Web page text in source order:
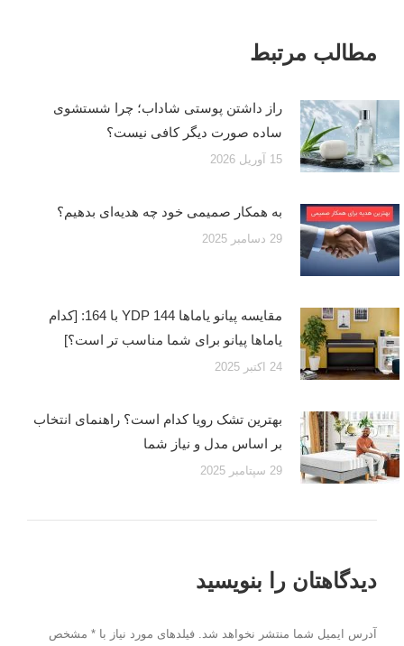
مطالب مرتبط
راز داشتن پوستی شاداب؛ چرا شستشوی
ساده صورت دیگر کافی نیست؟
15 آوریل 2026
به همکار صمیمی خود چه هدیه‌ای بدهیم؟
29 دسامبر 2025
مقایسه پیانو یاماها YDP 144 با 164: [کدام
یاماها پیانو برای شما مناسب تر است؟]
24 اکتبر 2025
بهترین تشک رویا کدام است؟ راهنمای انتخاب
بر اساس مدل و نیاز شما
29 سپتامبر 2025
دیدگاهتان را بنویسید
آدرس ایمیل شما منتشر نخواهد شد. فیلدهای مورد نیاز با * مشخص